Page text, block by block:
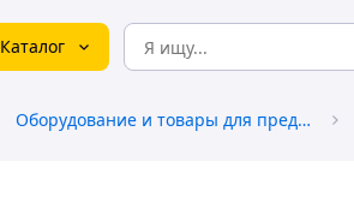
Каталог
Оборудование и товары для предоставления услуг